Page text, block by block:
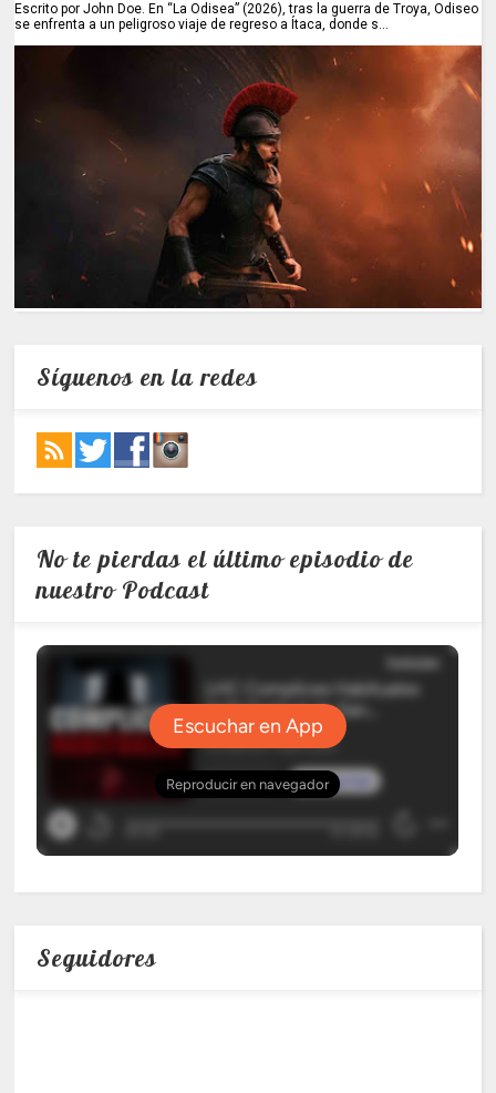
Escrito por John Doe. En “La Odisea” (2026), tras la guerra de Troya, Odiseo
se enfrenta a un peligroso viaje de regreso a Ítaca, donde s...
Síguenos en la redes
No te pierdas el último episodio de
nuestro Podcast
Seguidores